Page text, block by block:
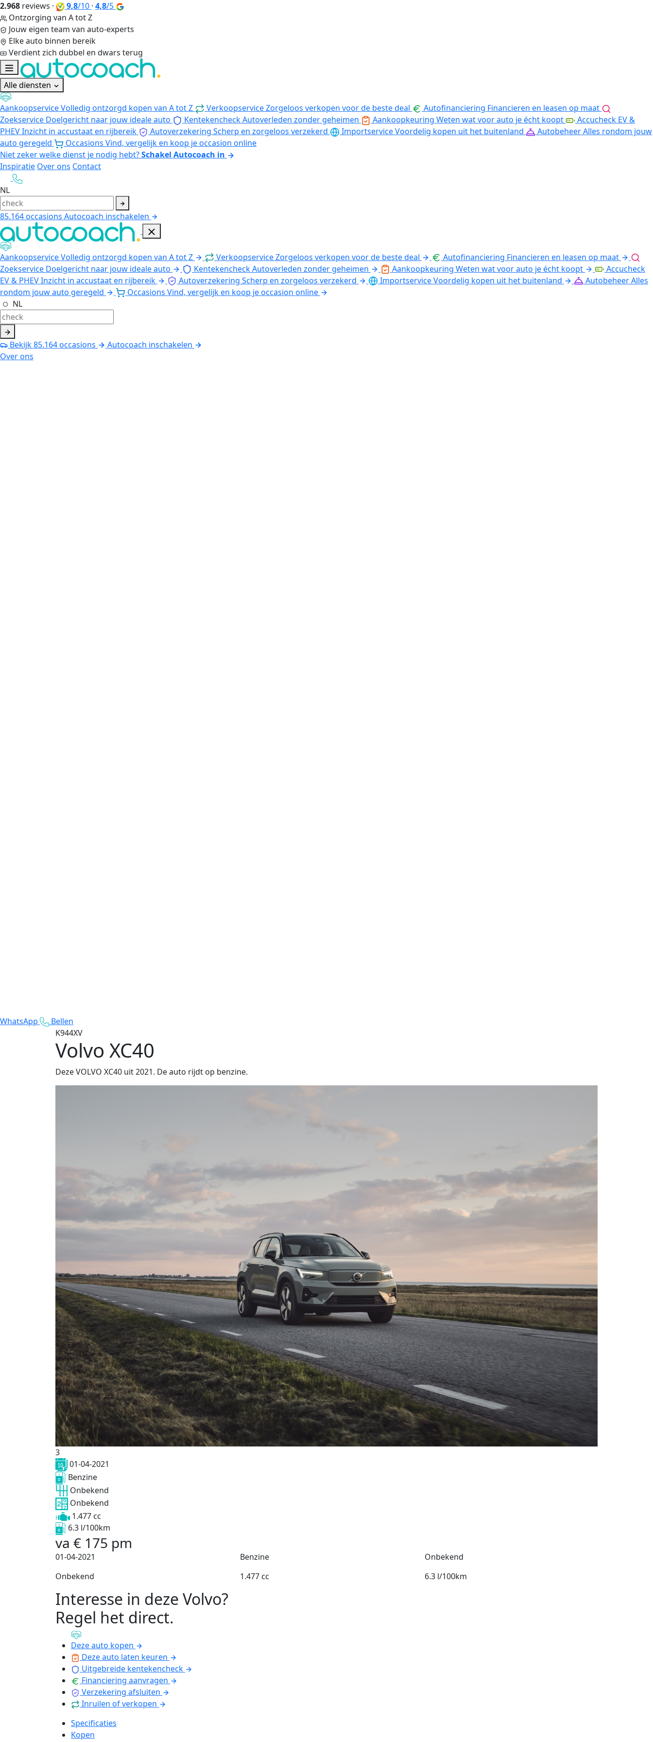
2.968 reviews · 9,8/10 · 4,8/5
Ontzorging van A tot Z
Jouw eigen team van auto-experts
Elke auto binnen bereik
Verdient zich dubbel en dwars terug
Alle diensten
AankoopserviceVolledig ontzorgd kopen van A tot Z VerkoopserviceZorgeloos verkopen voor de beste deal Autofinanciering Financieren en leasen op maat
Zoekservice Doelgericht naar jouw ideale auto KentekencheckAutoverleden zonder geheimen Aankoopkeuring Weten wat voor auto je écht koopt
Accucheck EV &
PHEVInzicht in accustaat en rijbereik Autoverzekering Scherp en zorgeloos verzekerd ImportserviceVoordelig kopen uit het buitenland AutobeheerAlles rondom jouw
auto geregeld
Occasions Vind, vergelijk en koop je occasion online
Niet zeker welke dienst je nodig hebt?Schakel Autocoach in
Inspiratie Over ons Contact
NL
85.164occasions Autocoach inschakelen
AankoopserviceVolledig ontzorgd kopen van A tot Z VerkoopserviceZorgeloos verkopen voor de beste deal Autofinanciering Financieren en leasen op maat
Zoekservice Doelgericht naar jouw ideale auto KentekencheckAutoverleden zonder geheimen Aankoopkeuring Weten wat voor auto je écht koopt
Accucheck
EV & PHEVInzicht in accustaat en rijbereik Autoverzekering Scherp en zorgeloos verzekerd ImportserviceVoordelig kopen uit het buitenland AutobeheerAlles
rondom jouw auto geregeld
Occasions Vind, vergelijk en koop je occasion online
NL
Bekijk85.164occasions
Autocoach inschakelen
Over ons
WhatsApp
Bellen
K944XV
Volvo XC40
Deze VOLVO XC40 uit 2021. De auto rijdt op benzine.
3
01-04-2021
Benzine
Onbekend
Onbekend
1.477 cc
6.3 l/100km
va € 175 pm
01-04-2021 Benzine
Onbekend
Onbekend
1.477 cc 6.3 l/100km
Interesse in deze Volvo?
Regel het direct.
Deze auto kopen
Deze auto laten keuren
Uitgebreide kentekencheck
Financiering aanvragen
Verzekering afsluiten
Inruilen of verkopen
Specificaties
Kopen